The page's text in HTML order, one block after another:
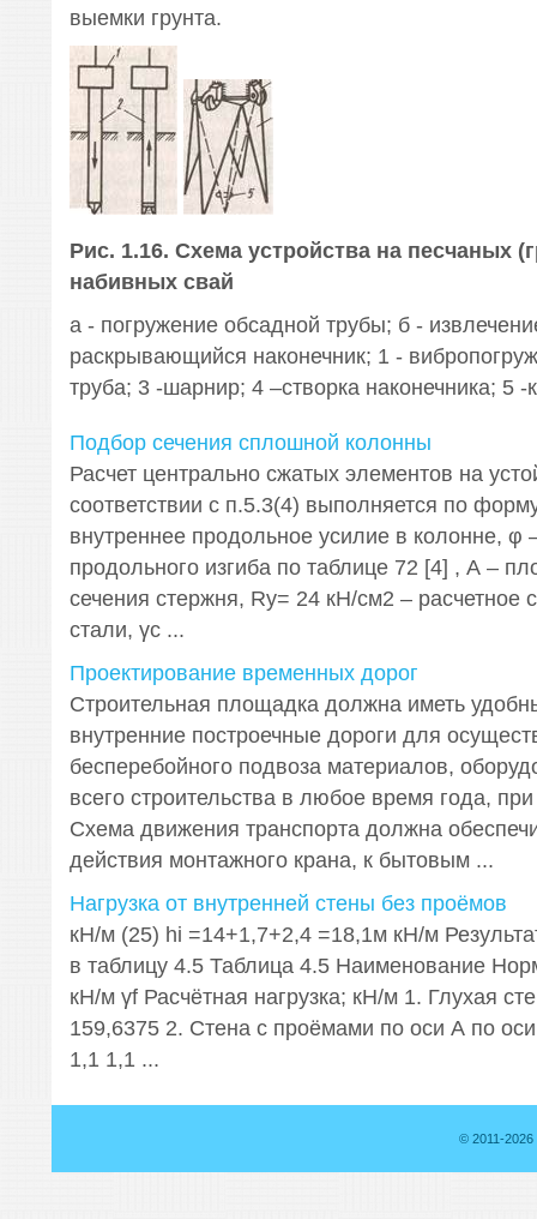
выемки грунта.
Рис. 1.16. Схема устройства на песчаных
набивных свай
а - погружение обсадной трубы; б -
раскрывающийся наконечник; 1 -
труба; 3 -шарнир; 4 –створка наконечника; 5 -
Подбор сечения сплошной колонны
Расчет центрально сжатых элементов на
соответствии с п.5.3(4) выполняется по
внутреннее продольное усилие в колонне, φ
продольного изгиба по таблице 72 [4] , А –
сечения стержня, Ry= 24 кН/см2 – расчетное
стали, γс ...
Проектирование временных дорог
Строительная площадка должна иметь
внутренние построечные дороги для
бесперебойного подвоза материалов,
всего строительства в любое время года,
Схема движения транспорта должна
действия монтажного крана, к бытовым ...
Нагрузка от внутренней стены без проёмов
кН/м (25) hi =14+1,7+2,4 =18,1м кН/м
в таблицу 4.5 Таблица 4.5 Наименование
кН/м γf Расчётная нагрузка; кН/м 1. Глухая
159,6375 2. Стена с проёмами по оси А по
1,1 1,1 ...
© 2011-2026